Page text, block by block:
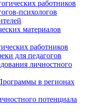
работников
психологов
материалов
работников
для педагогов
личностного
в регионах
потенциала